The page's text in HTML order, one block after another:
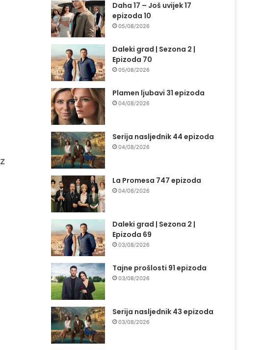
Daha 17 – Još uvijek 17
epizoda 10
05/08/2026
Daleki grad | Sezona 2 |
Epizoda 70
05/08/2026
Plamen ljubavi 31 epizoda
04/08/2026
Serija nasljednik 44 epizoda
04/08/2026
La Promesa 747 epizoda
04/08/2026
Daleki grad | Sezona 2 |
Epizoda 69
03/08/2026
Tajne prošlosti 91 epizoda
03/08/2026
Serija nasljednik 43 epizoda
03/08/2026